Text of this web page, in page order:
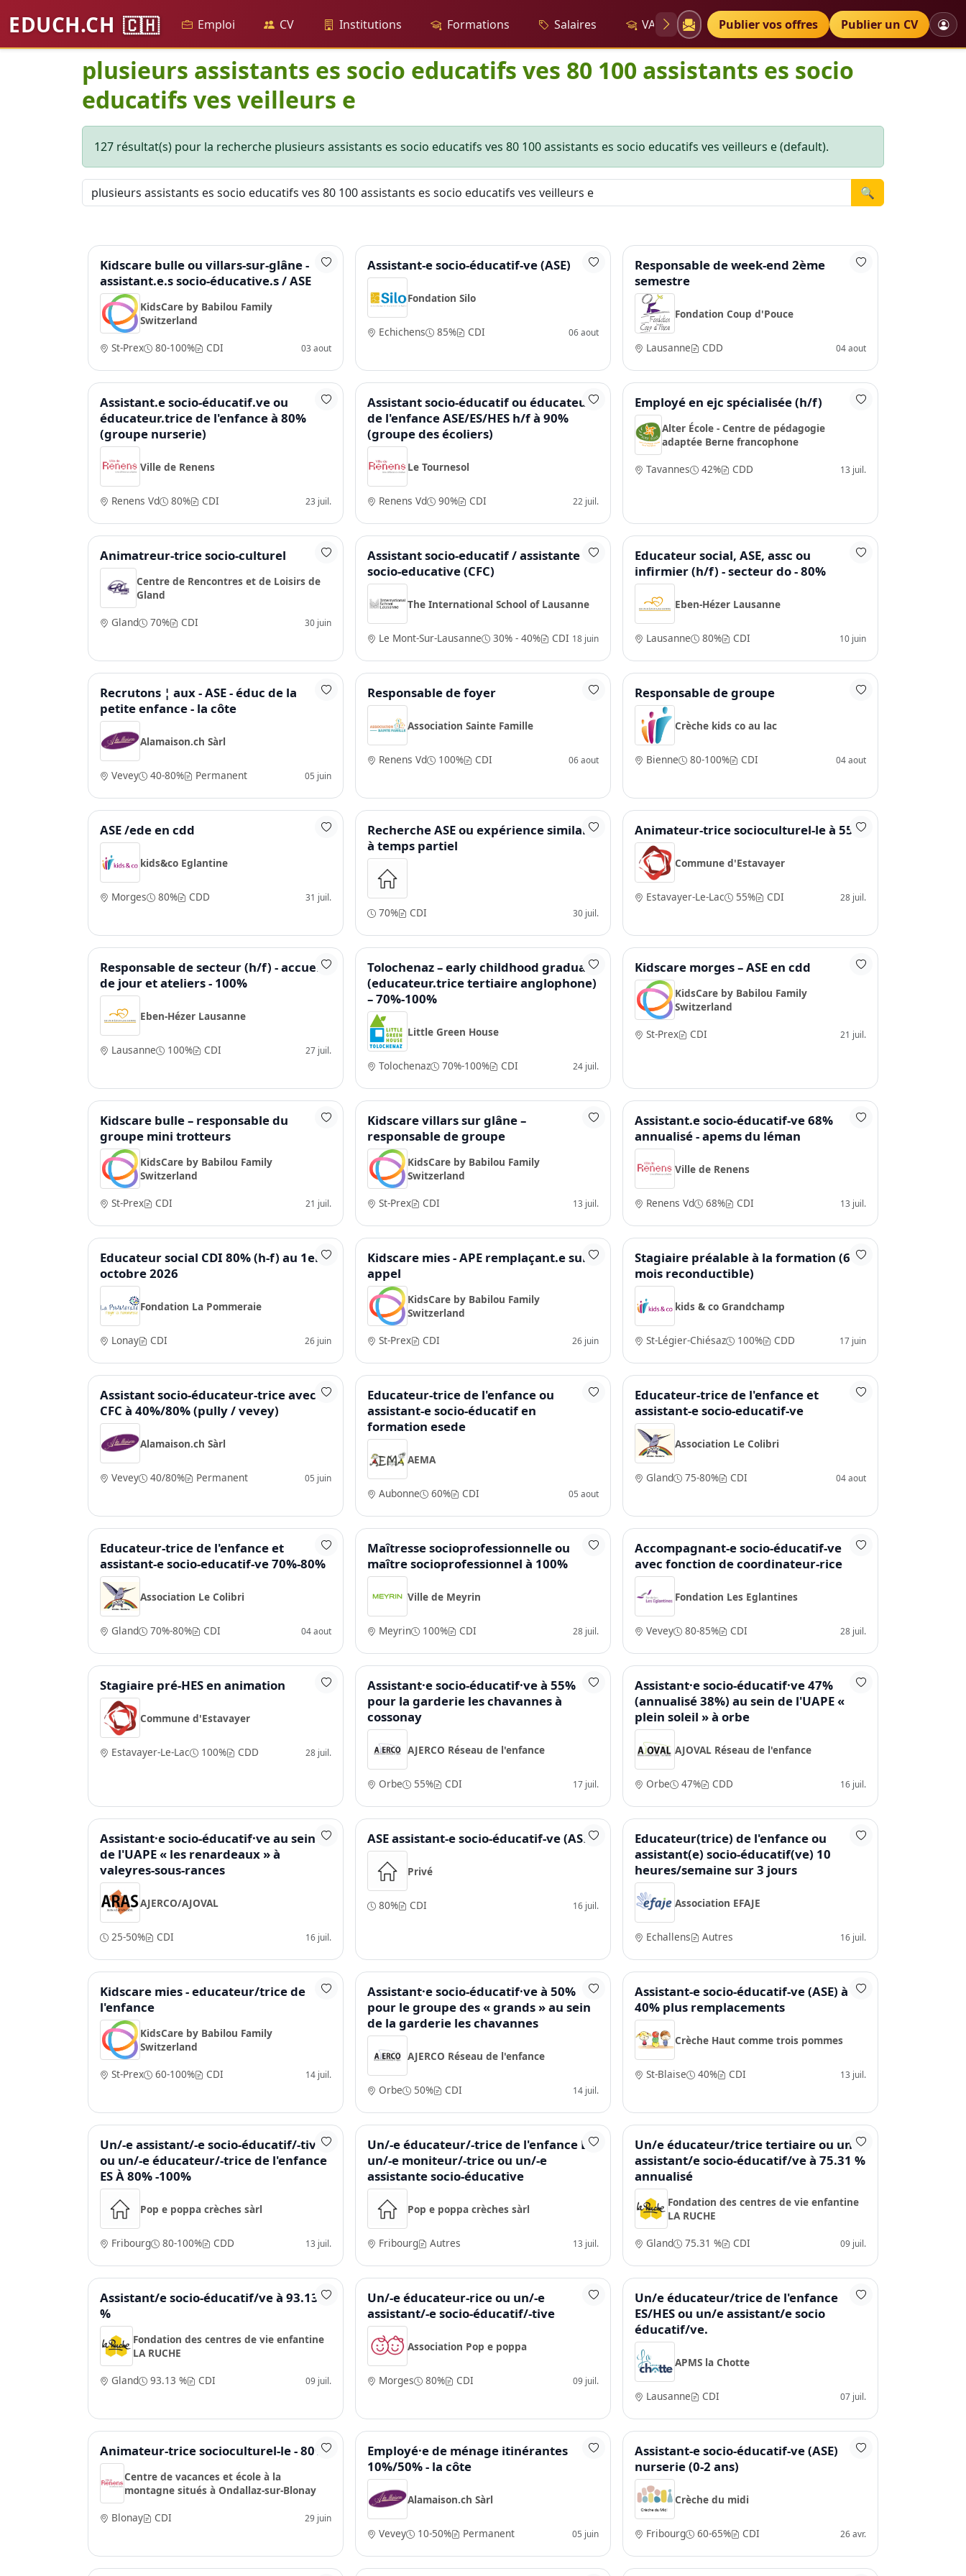
EDUCH.CH 🇨🇭 Emploi CV Institutions Formations Salaires VAE Diplômes Petites annonces
Publier vos offres Publier un CV
plusieurs assistants es socio educatifs ves 80 100 assistants es socio
educatifs ves veilleurs e
127 résultat(s) pour la recherche plusieurs assistants es socio educatifs ves 80 100 assistants es socio educatifs ves veilleurs e (default).
🔍
Kidscare bulle ou villars-sur-glâne -
assistant.e.s socio-éducative.s / ASE
KidsCare by Babilou Family
Switzerland
St-Prex
80-100% CDI 03 aout
Assistant-e socio-éducatif-ve (ASE)
Fondation Silo
Echichens 85% CDI 06 aout
Responsable de week-end 2ème
semestre
Fondation Coup d'Pouce
Lausanne CDD 04 aout
Assistant.e socio-éducatif.ve ou
éducateur.trice de l'enfance à 80%
(groupe nurserie)
Ville de Renens
Renens Vd 80% CDI 23 juil.
Assistant socio-éducatif ou éducateur
de l'enfance ASE/ES/HES h/f à 90%
(groupe des écoliers)
Le Tournesol
Renens Vd 90% CDI 22 juil.
Employé en ejc spécialisée (h/f)
Alter École - Centre de pédagogie
adaptée Berne francophone
Tavannes
42% CDD 13 juil.
Animatreur-trice socio-culturel
Centre de Rencontres et de Loisirs de
Gland
Gland
70% CDI 30 juin
Assistant socio-educatif / assistante
socio-educative (CFC)
The International School of Lausanne
Le Mont-Sur-Lausanne 30% - 40% CDI 18 juin
Educateur social, ASE, assc ou
infirmier (h/f) - secteur do - 80%
Eben-Hézer Lausanne
Lausanne 80% CDI 10 juin
Recrutons ¦ aux - ASE - éduc de la
petite enfance - la côte
Alamaison.ch Sàrl
Vevey 40-80% Permanent 05 juin
Responsable de foyer
Association Sainte Famille
Renens Vd 100% CDI 06 aout
Responsable de groupe
Crèche kids co au lac
Bienne 80-100% CDI 04 aout
ASE /ede en cdd
kids&co Eglantine
Morges 80% CDD 31 juil.
Recherche ASE ou expérience similaire
à temps partiel
70% CDI 30 juil.
Animateur-trice socioculturel-le à 55%
Commune d'Estavayer
Estavayer-Le-Lac 55% CDI 28 juil.
Responsable de secteur (h/f) - accueil
de jour et ateliers - 100%
Eben-Hézer Lausanne
Lausanne 100% CDI 27 juil.
Tolochenaz – early childhood graduate
(educateur.trice tertiaire anglophone)
– 70%-100%
Little Green House
Tolochenaz 70%-100% CDI 24 juil.
Kidscare morges – ASE en cdd
KidsCare by Babilou Family
Switzerland
St-Prex
CDI 21 juil.
Kidscare bulle – responsable du
groupe mini trotteurs
KidsCare by Babilou Family
Switzerland
St-Prex
CDI 21 juil.
Kidscare villars sur glâne –
responsable de groupe
KidsCare by Babilou Family
Switzerland
St-Prex
CDI 13 juil.
Assistant.e socio-éducatif-ve 68%
annualisé - apems du léman
Ville de Renens
Renens Vd 68% CDI 13 juil.
Educateur social CDI 80% (h-f) au 1er
octobre 2026
Fondation La Pommeraie
Lonay CDI 26 juin
Kidscare mies - APE remplaçant.e sur
appel
KidsCare by Babilou Family
Switzerland
St-Prex
CDI 26 juin
Stagiaire préalable à la formation (6
mois reconductible)
kids & co Grandchamp
St-Légier-Chiésaz 100% CDD 17 juin
Assistant socio-éducateur-trice avec
CFC à 40%/80% (pully / vevey)
Alamaison.ch Sàrl
Vevey 40/80% Permanent 05 juin
Educateur-trice de l'enfance ou
assistant-e socio-éducatif en
formation esede
AEMA
Aubonne 60% CDI 05 aout
Educateur-trice de l'enfance et
assistant-e socio-educatif-ve
Association Le Colibri
Gland 75-80% CDI 04 aout
Educateur-trice de l'enfance et
assistant-e socio-educatif-ve 70%-80%
Association Le Colibri
Gland 70%-80% CDI 04 aout
Maîtresse socioprofessionnelle ou
maître socioprofessionnel à 100%
Ville de Meyrin
Meyrin 100% CDI 28 juil.
Accompagnant-e socio-éducatif-ve
avec fonction de coordinateur-rice
Fondation Les Eglantines
Vevey 80-85% CDI 28 juil.
Stagiaire pré-HES en animation
Commune d'Estavayer
Estavayer-Le-Lac 100% CDD 28 juil.
Assistant·e socio-éducatif·ve à 55%
pour la garderie les chavannes à
cossonay
AJERCO Réseau de l'enfance
Orbe 55% CDI 17 juil.
Assistant·e socio-éducatif·ve 47%
(annualisé 38%) au sein de l'UAPE «
plein soleil » à orbe
AJOVAL Réseau de l'enfance
Orbe 47% CDD 16 juil.
Assistant·e socio-éducatif·ve au sein
de l'UAPE « les renardeaux » à
valeyres-sous-rances
AJERCO/AJOVAL
25-50% CDI 16 juil.
ASE assistant-e socio-éducatif-ve (ASE)
Privé
80% CDI 16 juil.
Educateur(trice) de l'enfance ou
assistant(e) socio-éducatif(ve) 10
heures/semaine sur 3 jours
Association EFAJE
Echallens Autres 16 juil.
Kidscare mies - educateur/trice de
l'enfance
KidsCare by Babilou Family
Switzerland
St-Prex
60-100% CDI 14 juil.
Assistant·e socio-éducatif·ve à 50%
pour le groupe des « grands » au sein
de la garderie les chavannes
AJERCO Réseau de l'enfance
Orbe 50% CDI 14 juil.
Assistant-e socio-éducatif-ve (ASE) à
40% plus remplacements
Crèche Haut comme trois pommes
St-Blaise 40% CDI 13 juil.
Un/-e assistant/-e socio-éducatif/-tive
ou un/-e éducateur/-trice de l'enfance
ES À 80% -100%
Pop e poppa crèches sàrl
Fribourg 80-100% CDD 13 juil.
Un/-e éducateur/-trice de l'enfance ES,
un/-e moniteur/-trice ou un/-e
assistante socio-éducative
Pop e poppa crèches sàrl
Fribourg Autres 13 juil.
Un/e éducateur/trice tertiaire ou un/e
assistant/e socio-éducatif/ve à 75.31 %
annualisé
Fondation des centres de vie enfantine
LA RUCHE
Gland
75.31 % CDI 09 juil.
Assistant/e socio-éducatif/ve à 93.13
%
Fondation des centres de vie enfantine
LA RUCHE
Gland
93.13 % CDI 09 juil.
Un/-e éducateur-rice ou un/-e
assistant/-e socio-éducatif/-tive
Association Pop e poppa
Morges 80% CDI 09 juil.
Un/e éducateur/trice de l'enfance
ES/HES ou un/e assistant/e socio
éducatif/ve.
APMS la Chotte
Lausanne CDI 07 juil.
Animateur-trice socioculturel-le - 80%
Centre de vacances et école à la
montagne situés à Ondallaz-sur-Blonay
Blonay
CDI 29 juin
Employé·e de ménage itinérantes
10%/50% - la côte
Alamaison.ch Sàrl
Vevey 10-50% Permanent 05 juin
Assistant-e socio-éducatif-ve (ASE)
nurserie (0-2 ans)
Crèche du midi
Fribourg 60-65% CDI 26 avr.